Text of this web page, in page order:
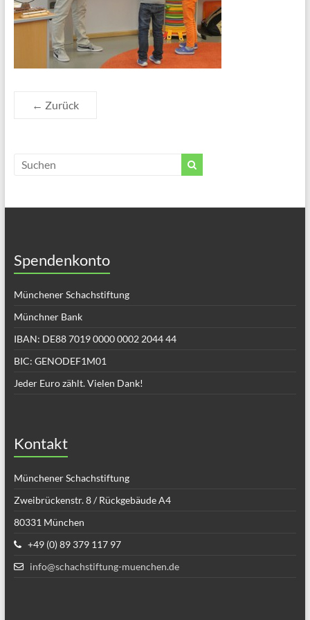
← Zurück
Spendenkonto
Münchener Schachstiftung
Münchner Bank
IBAN: DE88 7019 0000 0002 2044 44
BIC: GENODEF1M01
Jeder Euro zählt. Vielen Dank!
Kontakt
Münchener Schachstiftung
Zweibrückenstr. 8 / Rückgebäude A4
80331 München
+49 (0) 89 379 117 97
info@schachstiftung-muenchen.de